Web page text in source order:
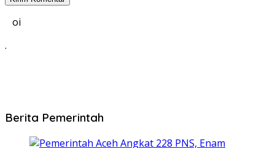
oi
.
Berita Pemerintah